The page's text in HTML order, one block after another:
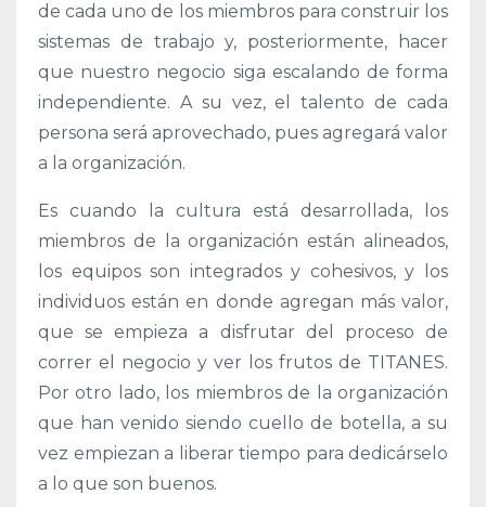
de cada uno de los miembros para construir los
sistemas de trabajo y, posteriormente, hacer
que nuestro negocio siga escalando de forma
independiente. A su vez, el talento de cada
persona será aprovechado, pues agregará valor
a la organización.
Es cuando la cultura está desarrollada, los
miembros de la organización están alineados,
los equipos son integrados y cohesivos, y los
individuos están en donde agregan más valor,
que se empieza a disfrutar del proceso de
correr el negocio y ver los frutos de TITANES.
Por otro lado, los miembros de la organización
que han venido siendo cuello de botella, a su
vez empiezan a liberar tiempo para dedicárselo
a lo que son buenos.